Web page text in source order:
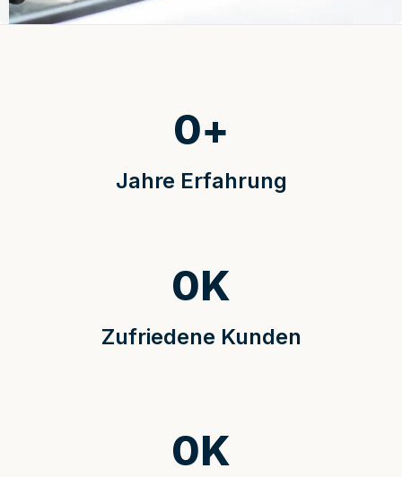
Jahre Erfahrung
0+
Zufriedene Kunden
0K
0K